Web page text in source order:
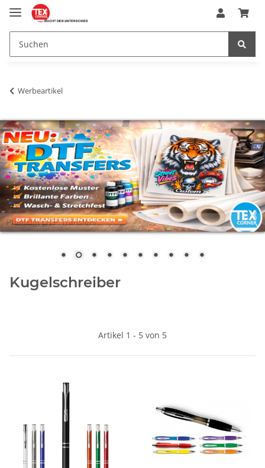
Werbeartikel
Kugelschreiber
Artikel 1 - 5 von 5